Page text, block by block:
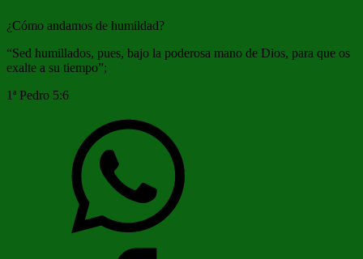
¿Cómo andamos de humildad?
“Sed humillados, pues, bajo la poderosa mano de Dios, para que os
exalte a su tiempo”;
1ª Pedro 5:6